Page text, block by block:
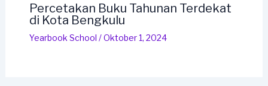
Percetakan Buku Tahunan Terdekat
di Kota Bengkulu
Yearbook School /Oktober 1, 2024